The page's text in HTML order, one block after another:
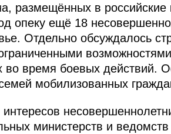
размещённых в
опеку ещё 18
Отдельно обсуждалось
во время боевых действий.
мобилизованных
министерств и ведомств